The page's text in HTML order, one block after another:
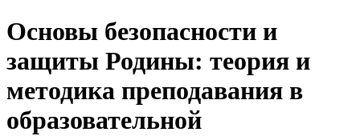
Основы безопасности и
защиты Родины: теория и
методика преподавания в
образовательной